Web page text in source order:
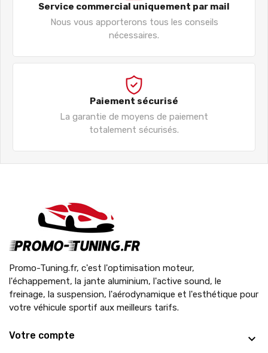
Service commercial uniquement par mail
Nous vous apporterons tous les conseils
nécessaires.
Paiement sécurisé
La garantie de moyens de paiement
totalement sécurisés.
Promo-Tuning.fr, c'est l'optimisation moteur,
l'échappement, la jante aluminium, l'active sound, le
freinage, la suspension, l'aérodynamique et l'esthétique pour
votre véhicule sportif aux meilleurs tarifs.
Votre compte